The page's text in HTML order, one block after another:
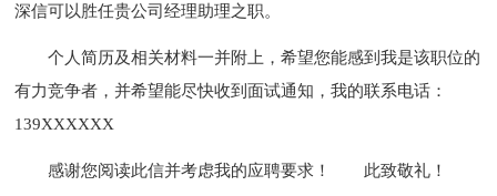
深信可以胜任贵公司经理助理之职。
个人简历及相关材料一并附上，希望您能感到我是该职位的
有力竞争者，并希望能尽快收到面试通知，我的联系电话：
139XXXXXX
感谢您阅读此信并考虑我的应聘要求！ 此致敬礼！